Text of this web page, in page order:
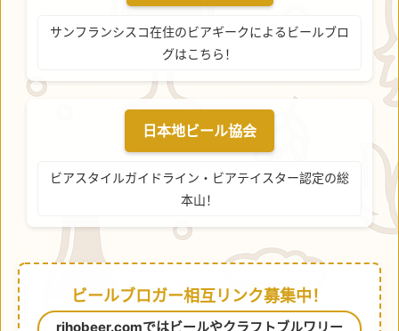
サンフランシスコ在住のビアギークによるビールブロ
グはこちら！
日本地ビール協会
ビアスタイルガイドライン・ビアテイスター認定の総
本山！
ビールブロガー相互リンク募集中！
rihobeer.comではビールやクラフトブルワリー